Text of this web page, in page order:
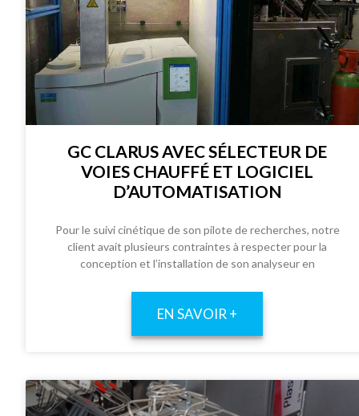
GC CLARUS AVEC SÉLECTEUR DE
VOIES CHAUFFÉ ET LOGICIEL
D’AUTOMATISATION
Pour le suivi cinétique de son pilote de recherches, notre
client avait plusieurs contraintes à respecter pour la
conception et l’installation de son analyseur en
EN SAVOIR +